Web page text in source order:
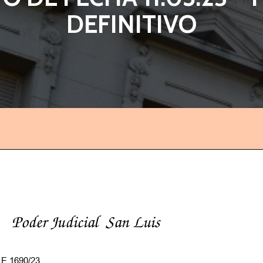
DEFINITIVO
Poder Judicial San Luis
1690/23